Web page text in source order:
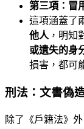
第三項：冒
這項涵蓋了
他人 ，明知
或遺失的身
損害，都可
刑法：文書偽
除了《戶籍法》